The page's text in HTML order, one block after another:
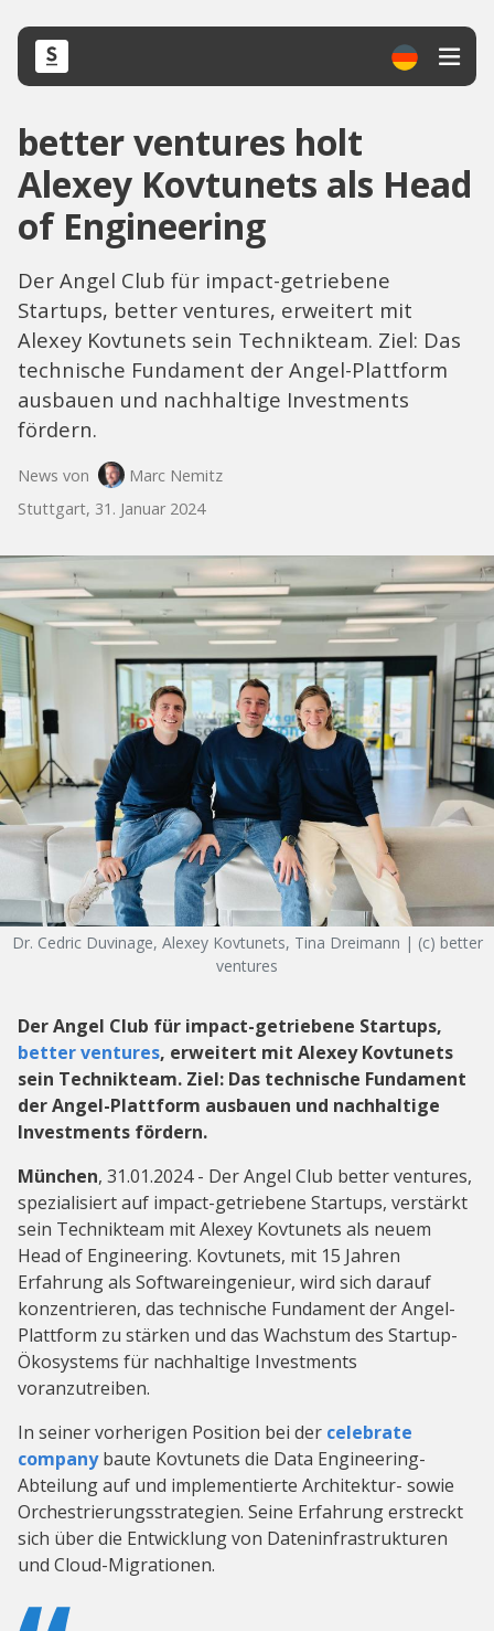
better ventures holt
Alexey Kovtunets als Head
of Engineering
Der Angel Club für impact-getriebene
Startups, better ventures, erweitert mit
Alexey Kovtunets sein Technikteam. Ziel: Das
technische Fundament der Angel-Plattform
ausbauen und nachhaltige Investments
fördern.
News von
Marc Nemitz
Stuttgart, 31. Januar 2024
Dr. Cedric Duvinage, Alexey Kovtunets, Tina Dreimann | (c) better
ventures
Der Angel Club für impact-getriebene Startups,
better ventures, erweitert mit Alexey Kovtunets
sein Technikteam. Ziel: Das technische Fundament
der Angel-Plattform ausbauen und nachhaltige
Investments fördern.
München, 31.01.2024 - Der Angel Club better ventures,
spezialisiert auf impact-getriebene Startups, verstärkt
sein Technikteam mit Alexey Kovtunets als neuem
Head of Engineering. Kovtunets, mit 15 Jahren
Erfahrung als Softwareingenieur, wird sich darauf
konzentrieren, das technische Fundament der Angel-
Plattform zu stärken und das Wachstum des Startup-
Ökosystems für nachhaltige Investments
voranzutreiben.
In seiner vorherigen Position bei der celebrate
companybaute Kovtunets die Data Engineering-
Abteilung auf und implementierte Architektur- sowie
Orchestrierungsstrategien. Seine Erfahrung erstreckt
sich über die Entwicklung von Dateninfrastrukturen
und Cloud-Migrationen.